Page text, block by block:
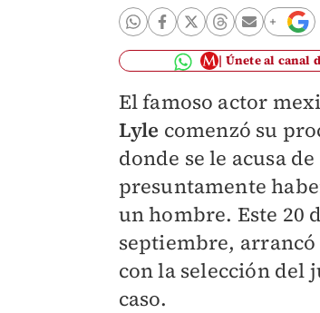
Únete al canal
El famoso actor
Lyle comenzó su
donde se le acusa de
presuntamente
un hombre. Este 20
septiembre,
conla selección del
caso.